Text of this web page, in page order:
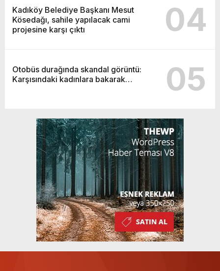
Kadıköy Belediye Başkanı Mesut
Kösedağı, sahile yapılacak cami
projesine karşı çıktı
04
Otobüs durağında skandal görüntü:
Karşısındaki kadınlara bakarak…
05